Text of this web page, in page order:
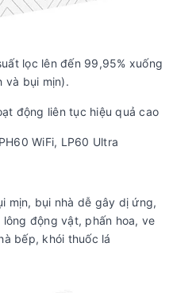
lọc lên đến 99,95% xuống
và bụi mịn).
động liên tục hiệu quả cao
WiFi, LP60 Ultra
mịn, bụi nhà dễ gây dị ứng,
động vật, phấn hoa, ve
bếp, khói thuốc lá